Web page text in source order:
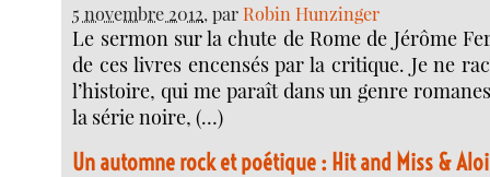
5 novembre 2012, par Robin Hunzinger
Le sermon sur la chute de Rome de Jérôme
de ces livres encensés par la critique. Je ne
l’histoire, qui me paraît dans un genre
la série noire, (…)
Un automne rock et poétique : Hit and Miss &